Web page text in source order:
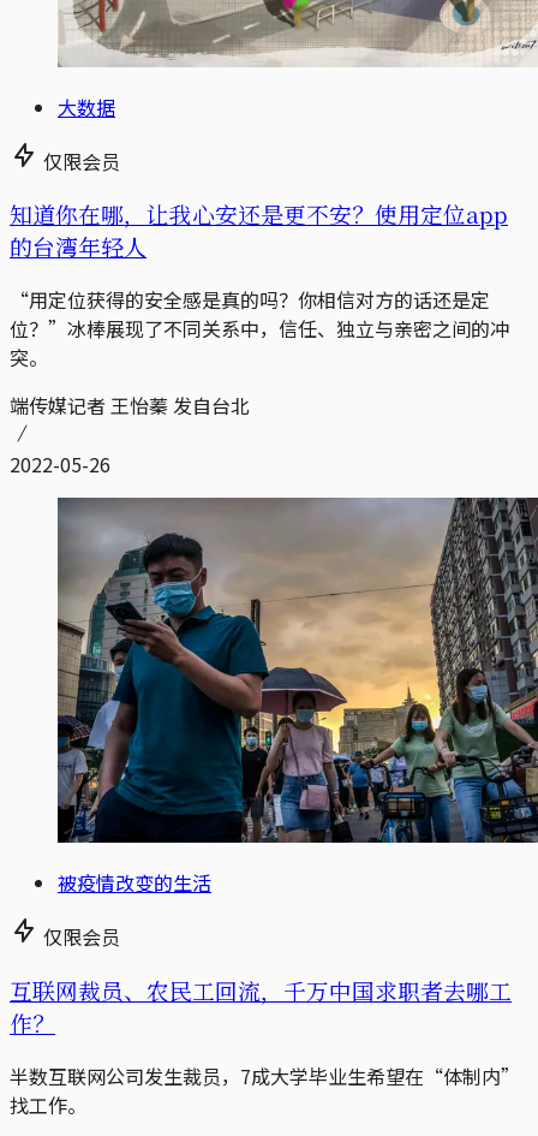
大数据
仅限会员
知道你在哪，让我心安还是更不安？使用定位app
的台湾年轻人
“用定位获得的安全感是真的吗？你相信对方的话还是定
位？”冰棒展现了不同关系中，信任、独立与亲密之间的冲
突。
端传媒记者 王怡蓁 发自台北
2022-05-26
被疫情改变的生活
仅限会员
互联网裁员、农民工回流，千万中国求职者去哪工
作？
半数互联网公司发生裁员，7成大学毕业生希望在“体制内”
找工作。